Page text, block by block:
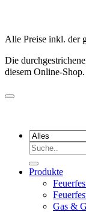
Alle Preise inkl. der
Die
diesem Online-Shop.
Suchen
Produkte
Gas &